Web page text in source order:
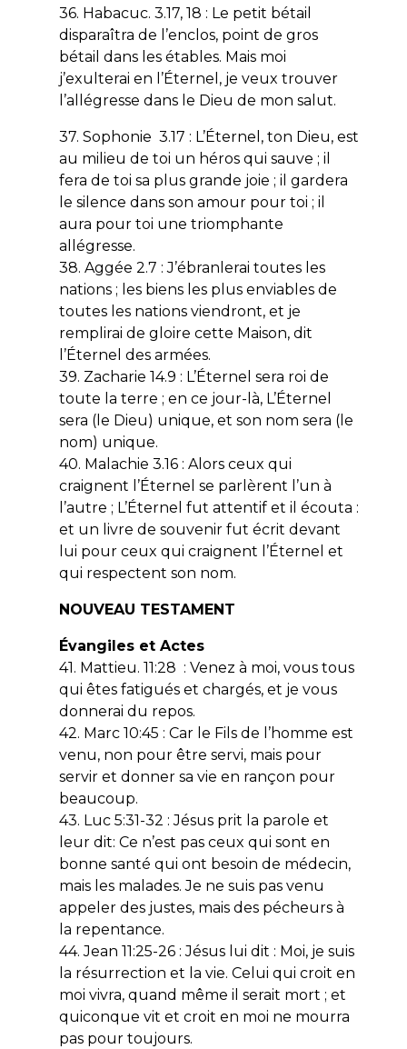
36. Habacuc. 3.17, 18 : Le petit bétail
disparaîtra de l’enclos, point de gros
bétail dans les étables. Mais moi
j’exulterai en l’Éternel, je veux trouver
l’allégresse dans le Dieu de mon salut.
37. Sophonie 3.17 : L’Éternel, ton Dieu, est
au milieu de toi un héros qui sauve ; il
fera de toi sa plus grande joie ; il gardera
le silence dans son amour pour toi ; il
aura pour toi une triomphante
allégresse.
38. Aggée 2.7 : J’ébranlerai toutes les
nations ; les biens les plus enviables de
toutes les nations viendront, et je
remplirai de gloire cette Maison, dit
l’Éternel des armées.
39. Zacharie 14.9 : L’Éternel sera roi de
toute la terre ; en ce jour-là, L’Éternel
sera (le Dieu) unique, et son nom sera (le
nom) unique.
40. Malachie 3.16 : Alors ceux qui
craignent l’Éternel se parlèrent l’un à
l’autre ; L’Éternel fut attentif et il écouta :
et un livre de souvenir fut écrit devant
lui pour ceux qui craignent l’Éternel et
qui respectent son nom.
NOUVEAU TESTAMENT
Évangiles et Actes
41. Mattieu. 11:28 : Venez à moi, vous tous
qui êtes fatigués et chargés, et je vous
donnerai du repos.
42. Marc 10:45 : Car le Fils de l’homme est
venu, non pour être servi, mais pour
servir et donner sa vie en rançon pour
beaucoup.
43. Luc 5:31-32 : Jésus prit la parole et
leur dit: Ce n’est pas ceux qui sont en
bonne santé qui ont besoin de médecin,
mais les malades. Je ne suis pas venu
appeler des justes, mais des pécheurs à
la repentance.
44. Jean 11:25-26 : Jésus lui dit : Moi, je suis
la résurrection et la vie. Celui qui croit en
moi vivra, quand même il serait mort ; et
quiconque vit et croit en moi ne mourra
pas pour toujours.